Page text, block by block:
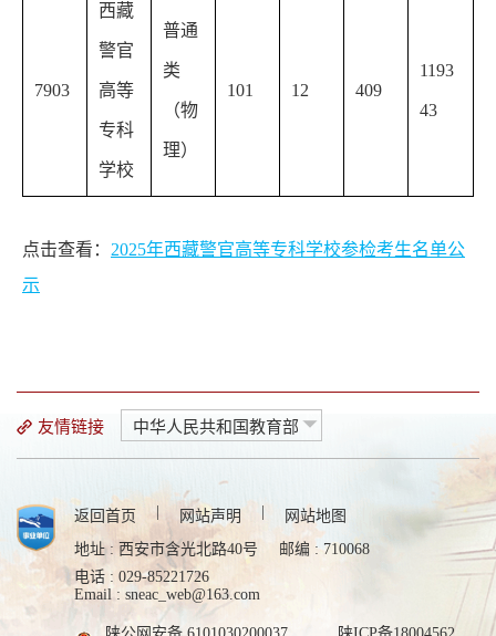
7903
西藏
警官
高等
专科
学校
普通
类
（物
理）
101 12 409
1193
43
点击查看： 2025年西藏警官高等专科学校参检考生名单公
示
友情链接 中华人民共和国教育部
返回首页 网站声明
网站地图
地址 : 西安市含光北路40号
邮编 : 710068
电话 : 029-85221726
Email : sneac_web@163.com